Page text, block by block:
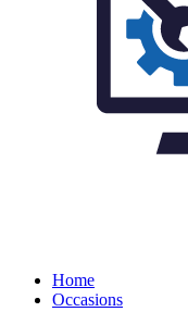
Home
Occasions